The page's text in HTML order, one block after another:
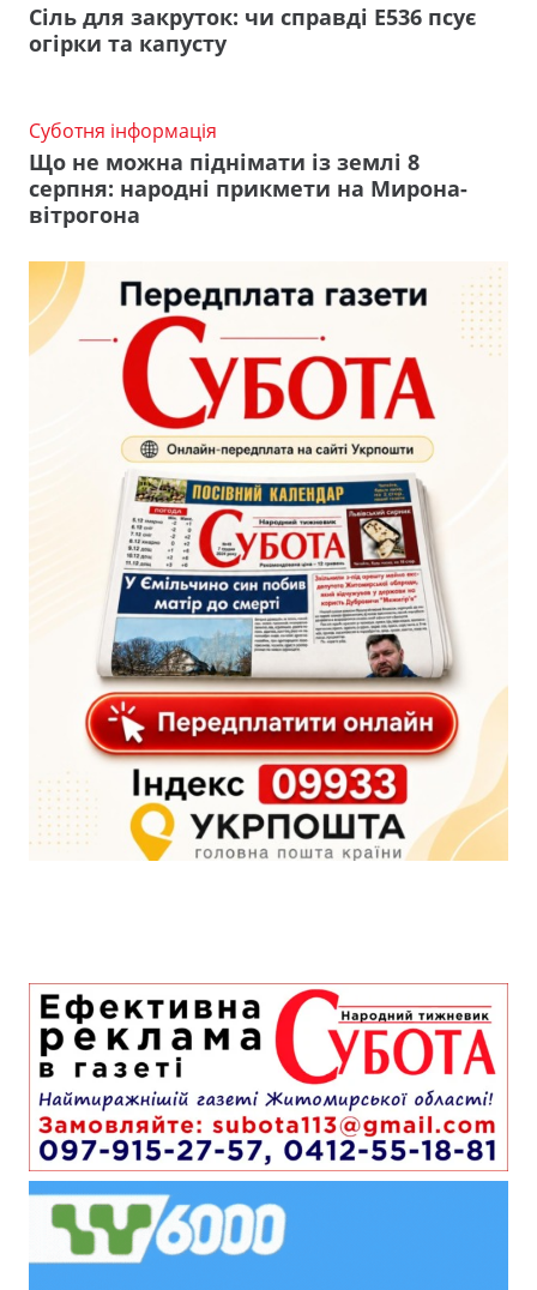
Сіль для закруток: чи справді Е536 псує
огірки та капусту
Суботня інформація
Що не можна піднімати із землі 8
серпня: народні прикмети на Мирона-
вітрогона